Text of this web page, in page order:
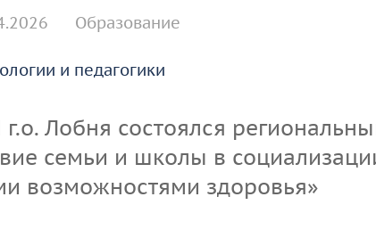
академического
аспирантам
Общежитие
Образование
и педагогики
Лобня состоялся
семьи и школы в
возможностями здоровья»